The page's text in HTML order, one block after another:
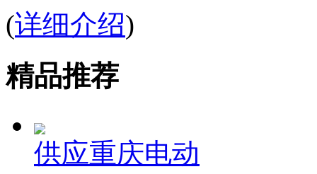
(详细介绍)
精品推荐
供应重庆电动